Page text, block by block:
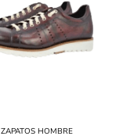
ZAPATOS HOMBRE